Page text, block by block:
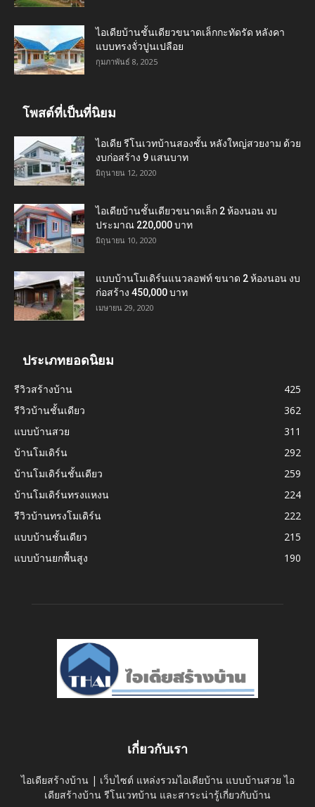
ไอเดียบ้านชั้นเดียวขนาดเล็กกะทัดรัด หลังคา
แบบทรงจั่วปูนเปลือย
กุมภาพันธ์ 8, 2025
โพสต์ที่เป็นที่นิยม
ไอเดีย รีโนเวทบ้านสองชั้น หลังใหญ่สวยงาม ด้วย
งบก่อสร้าง 9 แสนบาท
มิถุนายน 12, 2020
ไอเดียบ้านชั้นเดียวขนาดเล็ก 2 ห้องนอน งบ
ประมาณ 220,000 บาท
มิถุนายน 10, 2020
แบบบ้านโมเดิร์นแนวลอฟท์ ขนาด 2 ห้องนอน งบ
ก่อสร้าง 450,000 บาท
เมษายน 29, 2020
ประเภทยอดนิยม
รีวิวสร้างบ้าน
425
รีวิวบ้านชั้นเดียว
362
แบบบ้านสวย
311
บ้านโมเดิร์น
292
บ้านโมเดิร์นชั้นเดียว
259
บ้านโมเดิร์นทรงแหงน
224
รีวิวบ้านทรงโมเดิร์น
222
แบบบ้านชั้นเดียว
215
แบบบ้านยกพื้นสูง
190
เกี่ยวกับเรา
ไอเดียสร้างบ้าน | เว็บไซต์ แหล่งรวมไอเดียบ้าน แบบบ้านสวย ไอ
เดียสร้างบ้าน รีโนเวทบ้าน และสาระน่ารู้เกี่ยวกับบ้าน